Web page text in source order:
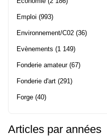
Emploi (993)
Environnement/C02 (36)
Evènements (1 149)
Fonderie amateur(67)
Fonderie d'art (291)
Forge (40)
Articles par années